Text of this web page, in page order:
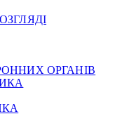
ОРГАНІВ